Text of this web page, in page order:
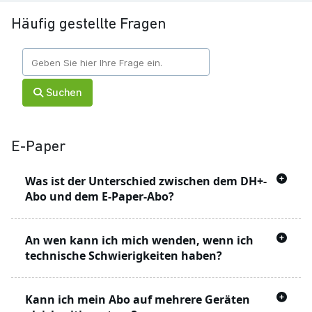
Häufig gestellte Fragen
Suchen
E-Paper
Was ist der Unterschied zwischen dem DH+-
Abo und dem E-Paper-Abo?
Mit dem DH+ Angebot können Sie Artikel auf
der Webseite lesen, die mit einem
Hierbei handelt es sich um Artikel, die ohne ein
An wen kann ich mich wenden, wenn ich
technische Schwierigkeiten haben?
Unser technischer Support steht Ihnen
Kann ich mein Abo auf mehrere Geräten